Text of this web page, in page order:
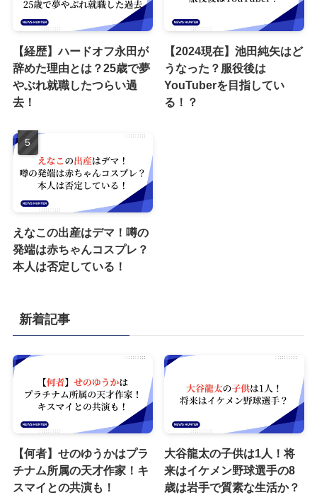
【経歴】ハードオフ永田が
辞めた理由とは？25歳で夢
やぶれ就職したつらい過
去！
【2024現在】池田純矢はど
うなった？服役後は
YouTuberを目指してい
る！？
えなこの出産はデマ！噂の
発端は赤ちゃんコスプレ？
本人は否定している！
新着記事
【何者】せのゆうかはプラ
チナム所属の天才作家！キ
スマイとの共演も！
大谷龍太の子供は1人！将
来はイケメン野球選手の8
歳は岩手で質素な生活か？